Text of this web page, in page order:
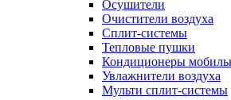
Осушители
Очистители воздуха
Сплит-системы
Тепловые пушки
Кондиционеры
Увлажнители воздуха
Мульти сплит-системы